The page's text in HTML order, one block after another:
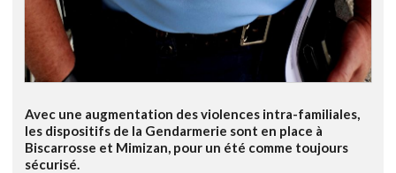
Avec une augmentation des violences intra-familiales,
les dispositifs de la Gendarmerie sont en place à
Biscarrosse et Mimizan, pour un été comme toujours
sécurisé.